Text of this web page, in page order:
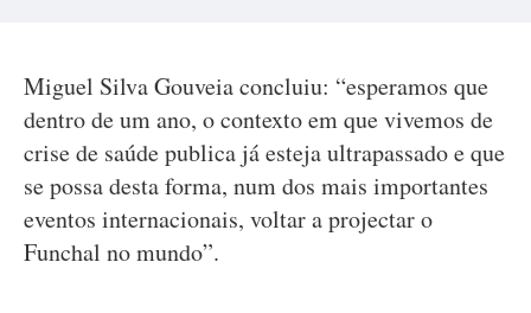
Miguel Silva Gouveia concluiu: “esperamos que
dentro de um ano, o contexto em que vivemos de
crise de saúde publica já esteja ultrapassado e que
se possa desta forma, num dos mais importantes
eventos internacionais, voltar a projectar o
Funchal no mundo”.